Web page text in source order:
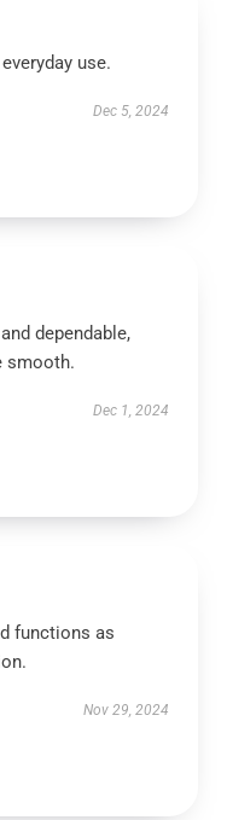
use.
Dec 5, 2024
dependable,
smooth.
Dec 1, 2024
functions as
Nov 29, 2024